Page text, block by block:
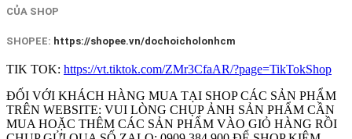
CỦA SHOP
SHOPEE: https://shopee.vn/dochoicholonhcm
TIK TOK: https://vt.tiktok.com/ZMr3CfaAR/?page=TikTokShop
ĐỐI VỚI KHÁCH HÀNG MUA TẠI SHOP CÁC SẢN PHẨM
TRÊN WEBSITE: VUI LÒNG CHỤP ẢNH SẢN PHẨM CẦN
MUA HOẶC THÊM CÁC SẢN PHẨM VÀO GIỎ HÀNG RỒI